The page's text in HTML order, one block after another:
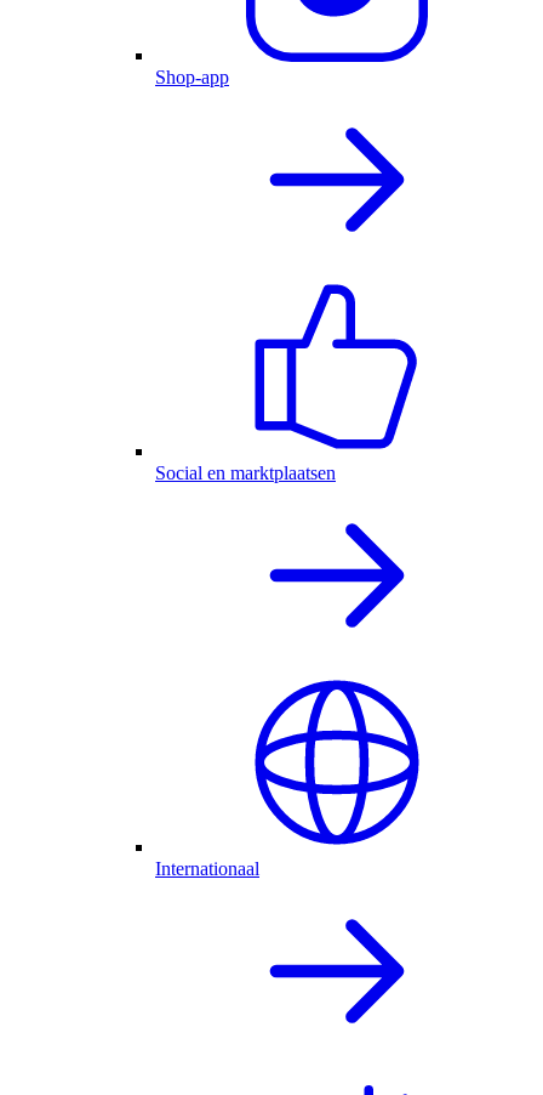
Shop-app
Social en marktplaatsen
Internationaal